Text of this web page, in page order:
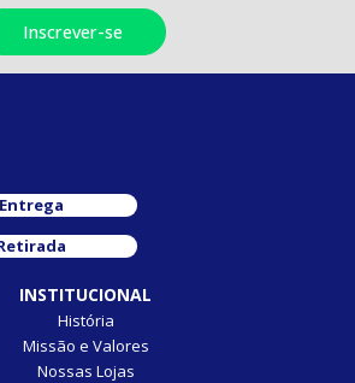
INSTITUCIONAL
História
Missão e Valores
Nossas Lojas